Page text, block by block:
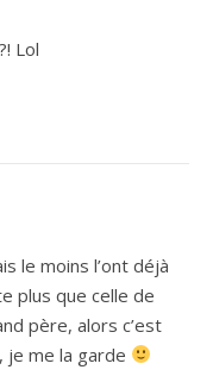
Lol
le moins l’ont déjà
plus que celle de
père, alors c’est
je me la garde